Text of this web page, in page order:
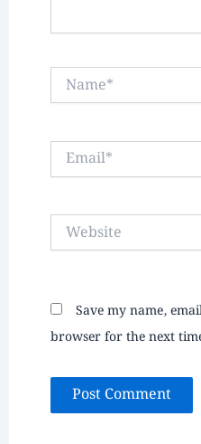
Name*
Email*
Website
Save my name,
browser for the next